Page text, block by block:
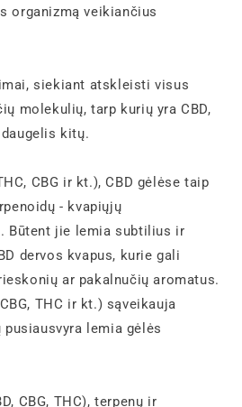
organizmą veikiančius
siekiant atskleisti visus
molekulių, tarp kurių yra CBD,
kitų.
CBG ir kt.), CBD gėlėse taip
- kvapiųjų
Būtent jie lemia subtilius ir
dervos kvapus, kurie gali
ar pakalnučių aromatus.
THC ir kt.) sąveikauja
lemia gėlės
CBG, THC), terpenų ir